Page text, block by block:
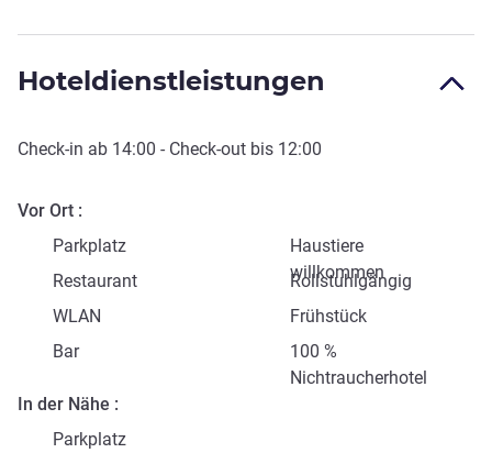
Hoteldienstleistungen
Check-in ab 14:00 - Check-out bis 12:00
Vor Ort
Parkplatz
Haustiere
willkommen
Restaurant
Rollstuhlgängig
WLAN
Frühstück
Bar
100 %
Nichtraucherhotel
In der Nähe
Parkplatz